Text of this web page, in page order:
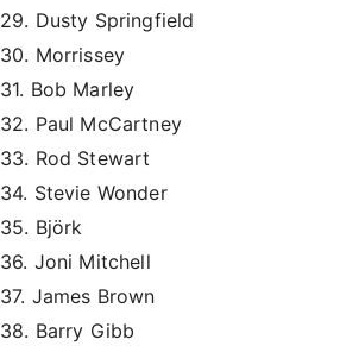
29. Dusty Springfield
30. Morrissey
31. Bob Marley
32. Paul McCartney
33. Rod Stewart
34. Stevie Wonder
35. Björk
36. Joni Mitchell
37. James Brown
38. Barry Gibb